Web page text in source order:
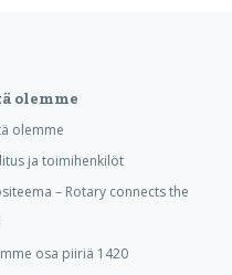
olemme
olemme
ja toimihenkilöt
– Rotary connects the
osa piiriä 1420